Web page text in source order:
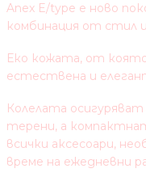
Anex E/type е ново
комбинация от стил
Еко кожата, от
естествена и
Колелата осигуряват
терени, а
всички аксесоари,
време на ежедневни